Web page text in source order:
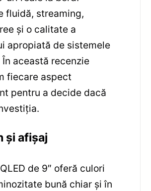
fluidă, streaming,
și o calitate a
apropiată de sistemele
această recenzie
fiecare aspect
pentru a decide dacă
și afișaj
de 9″ oferă culori
bună chiar și în